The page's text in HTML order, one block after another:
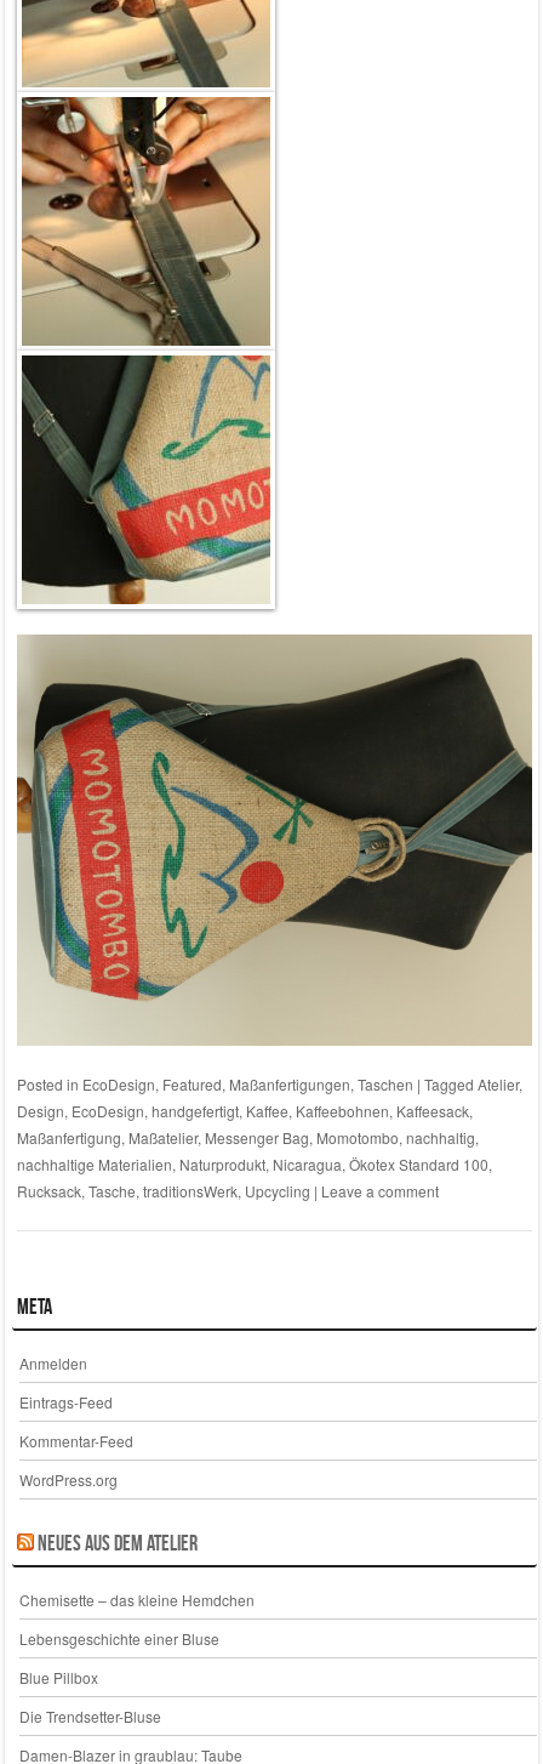
Posted in EcoDesign, Featured, Maßanfertigungen, Taschen | Tagged Atelier,
Design, EcoDesign, handgefertigt, Kaffee, Kaffeebohnen, Kaffeesack,
Maßanfertigung, Maßatelier, Messenger Bag, Momotombo, nachhaltig,
nachhaltige Materialien, Naturprodukt, Nicaragua, Ökotex Standard 100,
Rucksack, Tasche, traditionsWerk, Upcycling | Leave a comment
Meta
Anmelden
Eintrags-Feed
Kommentar-Feed
WordPress.org
Neues aus dem Atelier
Chemisette – das kleine Hemdchen
Lebensgeschichte einer Bluse
Blue Pillbox
Die Trendsetter-Bluse
Damen-Blazer in graublau: Taube